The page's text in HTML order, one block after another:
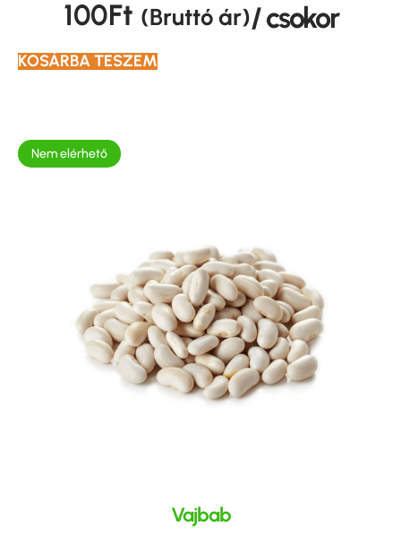
100Ft (Bruttó ár)/ csokor
KOSÁRBA TESZEM
Nem elérhető
Vajbab